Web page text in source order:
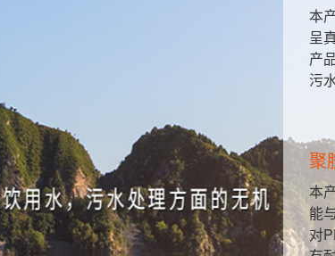
性硬脂酸
、隔离剂、
本
呈
产
污
聚
本产
能与
对PH